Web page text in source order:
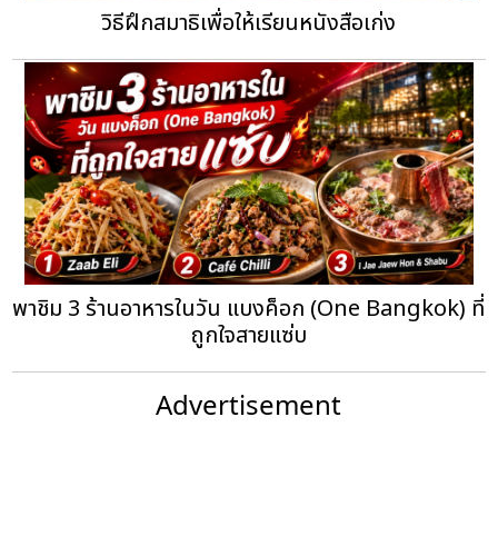
วิธีฝึกสมาธิเพื่อให้เรียนหนังสือเก่ง
พาชิม 3 ร้านอาหารในวัน แบงค็อก (One Bangkok) ที่
ถูกใจสายแซ่บ
Advertisement